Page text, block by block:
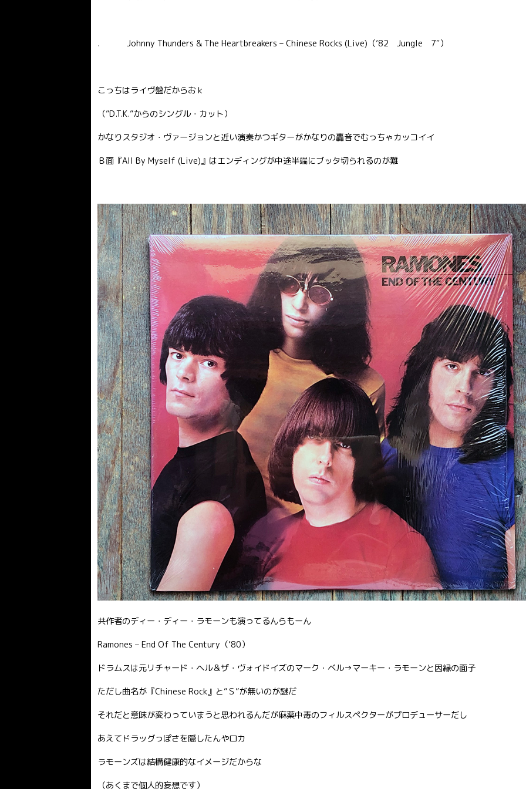
. Johnny Thunders & The Heartbreakers – Chinese Rocks (Live)（’82 Jungle 7″）
こっちはライヴ盤だからおｋ
（”D.T.K.”からのシングル・カット）
かなりスタジオ・ヴァージョンと近い演奏かつギターがかなりの轟音でむっちゃカッコイイ
Ｂ面『All By Myself (Live)』はエンディングが中途半端にブッタ切られるのが難
共作者のディー・ディー・ラモーンも演ってるんらもーん
Ramones – End Of The Century（’80）
ドラムスは元リチャード・ヘル＆ザ・ヴォイドイズのマーク・ベル→マーキー・ラモーンと因縁の面子
ただし曲名が『Chinese Rock』と”Ｓ”が無いのが謎だ
それだと意味が変わっていまうと思われるんだが麻薬中毒のフィルスペクターがプロデューサーだし
あえてドラッグっぽさを隠したんやロカ
ラモーンズは結構健康的なイメージだからな
（あくまで個人的妄想です）